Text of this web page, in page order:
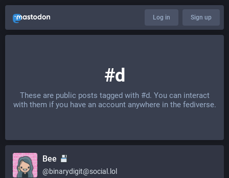
Log in Sign up
#d
These are public posts tagged with #d. You can interact
with them if you have an account anywhere in the fediverse.
Bee
@binarydigit@social.lol